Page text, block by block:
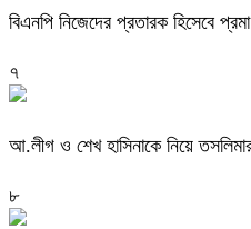
বিএনপি নিজেদের প্রতারক হিসেবে
৭
আ.লীগ ও শেখ হাসিনাকে নিয়ে
৮